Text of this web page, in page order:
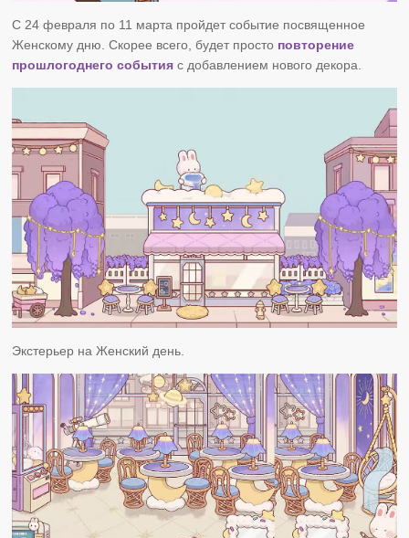
С 24 февраля по 11 марта пройдет событие посвященное
Женскому дню. Скорее всего, будет просто повторение
прошлогоднего события с добавлением нового декора.
Экстерьер на Женский день.